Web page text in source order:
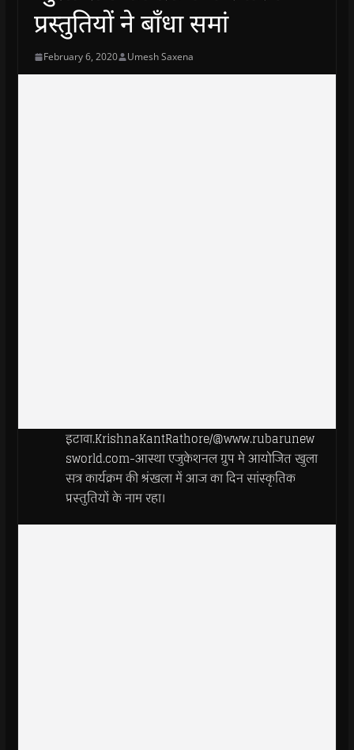
प्रस्तुतियों ने बाँधा समां
February 6, 2020 Umesh Saxena
इटावा.KrishnaKantRathore/@www.rubarunew
sworld.com-आस्था एजुकेशनल ग्रुप मे आयोजित खुला
सत्र कार्यक्रम की श्रंखला में आज का दिन सांस्कृतिक
प्रस्तुतियों के नाम रहा।